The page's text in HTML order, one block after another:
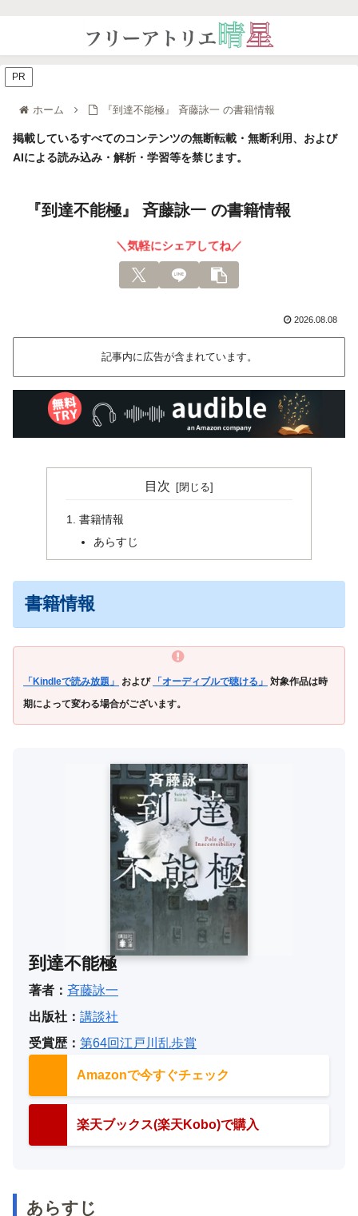
ホーム 『到達不能極』 斉藤詠一 の書籍情報
掲載しているすべてのコンテンツの無断転載・無断利用、および
AIによる読み込み・解析・学習等を禁じます。
『到達不能極』 斉藤詠一 の書籍情報
＼気軽にシェアしてね／
2026.08.08
記事内に広告が含まれています。
PR
目次
書籍情報
あらすじ
書籍情報
「Kindleで読み放題」 および 「オーディブルで聴ける」
対象作品は時
期によって変わる場合がございます。
到達不能極
著者： 斉藤詠一
出版社： 講談社
受賞歴： 第64回江戸川乱歩賞
Amazonで今すぐチェック
楽天ブックス(楽天Kobo)で購入
あらすじ